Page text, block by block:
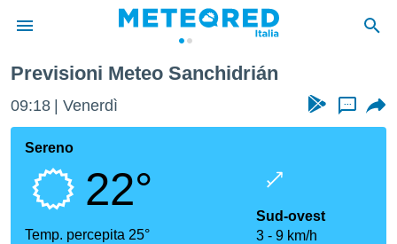
di
per
le
Previsioni Meteo Sanchidrián
09:18 Venerdì ...
Sereno
22°
Temp. percepita 25°
Sud-ovest
3
9 km/h